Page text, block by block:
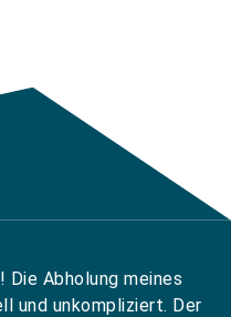
Abholung meines
und unkompliziert. Der